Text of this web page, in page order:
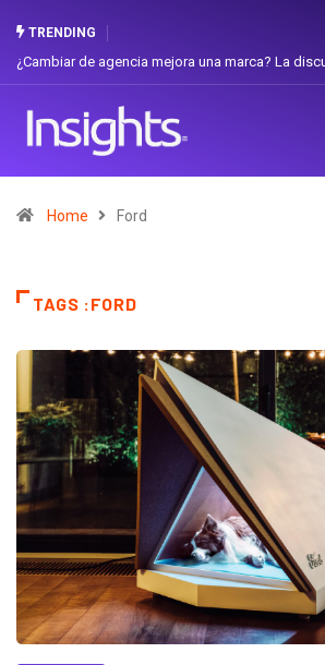
TRENDING
Gabriela Herrera y el arte de cambiarse el
Home Ford
TAGS :FORD